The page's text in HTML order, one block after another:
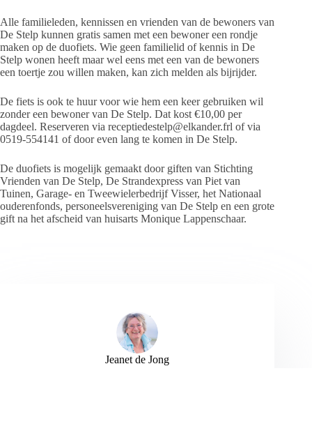
Alle familieleden, kennissen en vrienden van de bewoners van
De Stelp kunnen gratis samen met een bewoner een rondje
maken op de duofiets. Wie geen familielid of kennis in De
Stelp wonen heeft maar wel eens met een van de bewoners
een toertje zou willen maken, kan zich melden als bijrijder.
De fiets is ook te huur voor wie hem een keer gebruiken wil
zonder een bewoner van De Stelp. Dat kost €10,00 per
dagdeel. Reserveren via receptiedestelp@elkander.frl of via
0519-554141 of door even lang te komen in De Stelp.
De duofiets is mogelijk gemaakt door giften van Stichting
Vrienden van De Stelp, De Strandexpress van Piet van
Tuinen, Garage- en Tweewielerbedrijf Visser, het Nationaal
ouderenfonds, personeelsvereniging van De Stelp en een grote
gift na het afscheid van huisarts Monique Lappenschaar.
Jeanet de Jong